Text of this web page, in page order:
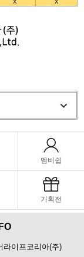
멤버쉽
기획전
라이프코리아(주)